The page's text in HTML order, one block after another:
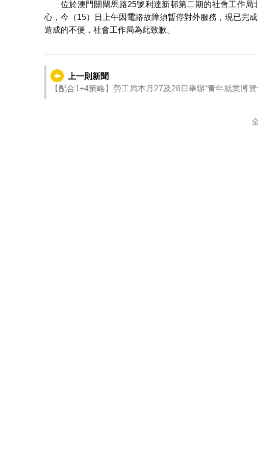
位於澳門關閘馬路25號利達新邨第二期的社會工作
心，今（15）日上午因電路故障須暫停對外服務，現已完
造成的不便，社會工作局為此致歉。
上一則新聞
【配合1+4策略】勞工局本月27及28日舉辦“青年就業博